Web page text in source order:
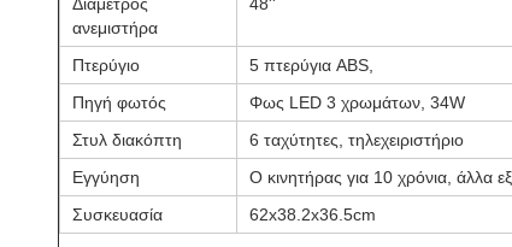
ανεμιστήρα
Πτερύγιο
5 πτερύγια ABS,
Πηγή φωτός
Φως LED 3 χρωμάτων, 34W
Στυλ διακόπτη
6 ταχύτητες, τηλεχειριστήριο
Εγγύηση
Ο κινητήρας για 10 χρόνια, άλλα
Συσκευασία
62x38.2x36.5cm